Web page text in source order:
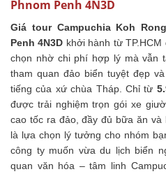
Phnom Penh 4N3D
Giá tour Campuchia Koh
Penh 4N3D khởi hành từ
chọn nhờ chi phí hợp lý mà vẫn
tham quan đảo biển tuyệt đẹp
tiếng của xứ chùa Tháp. Chỉ từ
được trải nghiệm trọn gói xe
cao tốc ra đảo, đầy đủ bữa ăn
là lựa chọn lý tưởng cho nhóm
công ty muốn vừa du lịch biển
quan văn hóa – tâm linh